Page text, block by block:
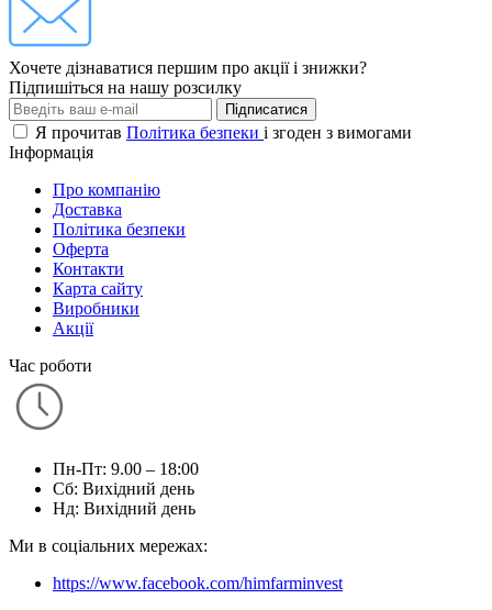
Хочете дізнаватися першим про акції і знижки?
Підпишіться на нашу розсилку
Підписатися
Я прочитав Політика безпеки і згоден з вимогами
Інформація
Про компанію
Доставка
Політика безпеки
Оферта
Контакти
Карта сайту
Виробники
Акції
Час роботи
Пн-Пт: 9.00 – 18:00
Сб: Вихідний день
Нд: Вихідний день
Ми в соціальних мережах:
https://www.facebook.com/himfarminvest